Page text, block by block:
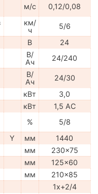
м/с
0,12/0,08
км/
ч
5/6
В
24
В/
Ач
24/240
В/
Ач
24/30
кВт
3,0
кВт
1,5 АС
%
5/8
Y мм
1440
мм
230x75
мм
125x60
мм
210x85
1x+2/4